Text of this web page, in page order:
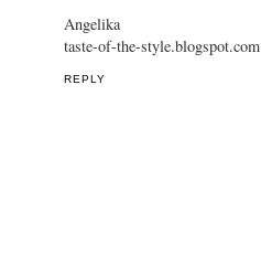
Angelika
taste-of-the-style.blogspot.com
REPLY